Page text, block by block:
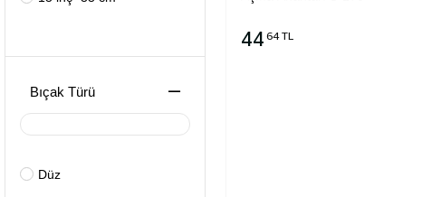
Bıçak Türü
Düz
44 64 TL